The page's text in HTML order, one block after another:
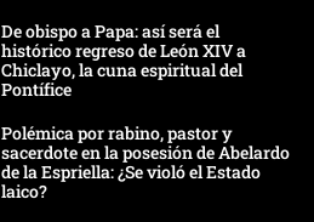
De obispo a Papa: así será el
histórico regreso de León XIV a
Chiclayo, la cuna espiritual del
Pontífice
Polémica por rabino, pastor y
sacerdote en la posesión de Abelardo
de la Espriella: ¿Se violó el Estado
laico?